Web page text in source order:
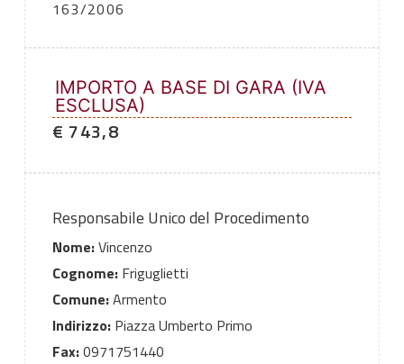
163/2006
IMPORTO A BASE DI GARA (IVA
ESCLUSA)
€ 743,8
Responsabile Unico del Procedimento
Nome:Vincenzo
Cognome:Friguglietti
Comune:Armento
Indirizzo:Piazza Umberto Primo
Fax:0971751440